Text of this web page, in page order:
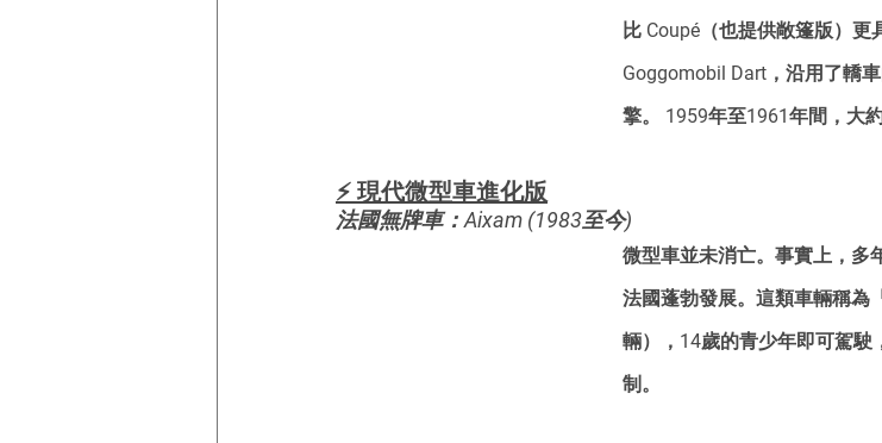
比 Coupé（也提供敞篷版）
Goggomobil Dart，沿用了轎
擎。 1959年至1961年間，大
⚡ 現代微型車進化版
法國無牌車：Aixam (1983至今)
微型車並未消亡。事實上，多
法國蓬勃發展。這類車輛稱為
輛），14歲的青少年即可駕駛
制。